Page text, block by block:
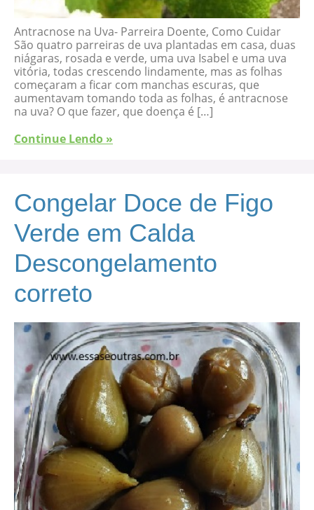
Antracnose na Uva- Parreira Doente, Como Cuidar
São quatro parreiras de uva plantadas em casa, duas
niágaras, rosada e verde, uma uva Isabel e uma uva
vitória, todas crescendo lindamente, mas as folhas
começaram a ficar com manchas escuras, que
aumentavam tomando toda as folhas, é antracnose
na uva? O que fazer, que doença é […]
Continue Lendo »
Congelar Doce de Figo
Verde em Calda
Descongelamento
correto